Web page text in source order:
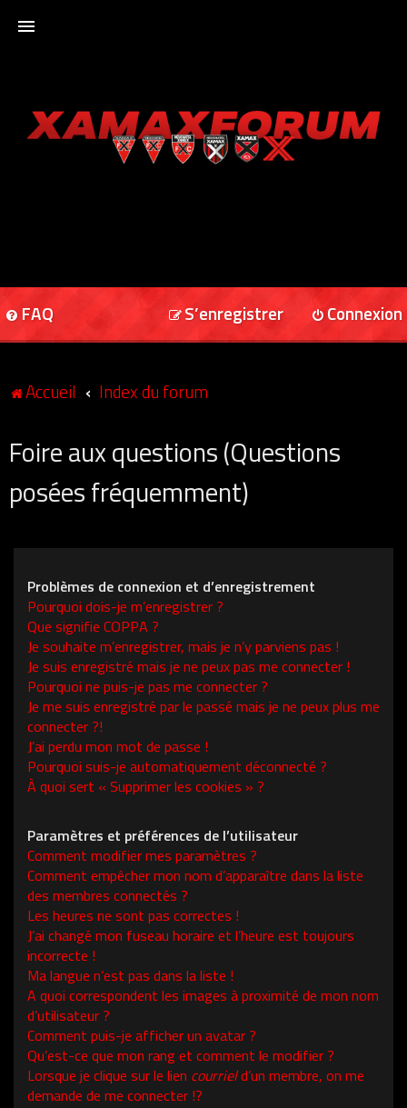
XAMAXFORUM
FAQ Connexion
S’enregistrer
Accueil Index du forum
Foire aux questions (Questions
posées fréquemment)
Problèmes de connexion et d’enregistrement
Pourquoi dois-je m’enregistrer ?
Que signifie COPPA ?
Je souhaite m’enregistrer, mais je n’y parviens pas !
Je suis enregistré mais je ne peux pas me connecter !
Pourquoi ne puis-je pas me connecter ?
Je me suis enregistré par le passé mais je ne peux plus me
connecter ?!
J’ai perdu mon mot de passe !
Pourquoi suis-je automatiquement déconnecté ?
À quoi sert « Supprimer les cookies » ?
Paramètres et préférences de l’utilisateur
Comment modifier mes paramètres ?
Comment empêcher mon nom d’apparaître dans la liste
des membres connectés ?
Les heures ne sont pas correctes !
J’ai changé mon fuseau horaire et l’heure est toujours
incorrecte !
Ma langue n’est pas dans la liste !
A quoi correspondent les images à proximité de mon nom
d’utilisateur ?
Comment puis-je afficher un avatar ?
Qu’est-ce que mon rang et comment le modifier ?
Lorsque je clique sur le lien courrield’un membre, on me
demande de me connecter !?